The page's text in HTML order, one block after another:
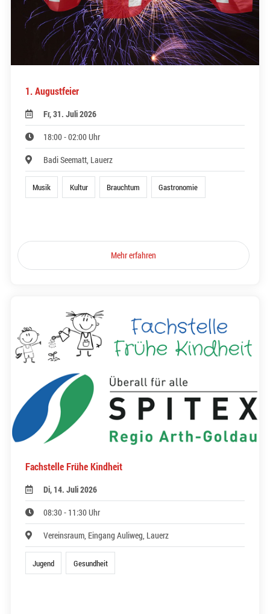
1. Augustfeier
Fr, 31. Juli 2026
18:00 - 02:00 Uhr
Badi Seematt, Lauerz
Musik Kultur Brauchtum Gastronomie
Mehr erfahren
Fachstelle Frühe Kindheit
Di, 14. Juli 2026
08:30 - 11:30 Uhr
Vereinsraum, Eingang Auliweg, Lauerz
Jugend Gesundheit